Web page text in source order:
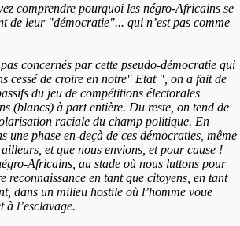
comprendre pourquoi les négro-Africains se
de leur "démocratie"... qui n’est pas comme
concernés par cette pseudo-démocratie qui
cessé de croire en notre" Etat ", on a fait de
du jeu de compétitions électorales
(blancs) à part entière. Du reste, on tend de
raciale du champ politique. En
une phase en-deçà de ces démocraties, même
et que nous envions, et pour cause !
Africains, au stade où nous luttons pour
reconnaissance en tant que citoyens, en tant
dans un milieu hostile où l’homme voue
à l’esclavage.